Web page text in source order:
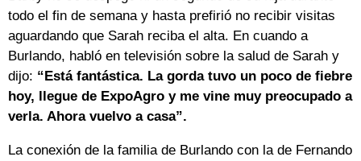
todo el fin de semana y hasta prefirió no recibir visitas
aguardando que Sarah reciba el alta. En cuando a
Burlando, habló en televisión sobre la salud de Sarah y
dijo: “Está fantástica. La gorda tuvo un poco de fiebre
hoy, llegue de ExpoAgro y me vine muy preocupado a
verla. Ahora vuelvo a casa”.
La conexión de la familia de Burlando con la de Fernando